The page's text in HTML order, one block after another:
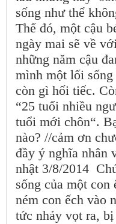
sống như thể
Thế đó, một cậu
ngày mai sẽ về
những năm cậu
mình một lối
còn gì hối tiếc.
“25 tuổi nhiều
tuổi mới chôn“.
nào? //cảm ơn
đầy ý nghĩa nhân
nhật 3/8/2014
sống của một
ném con ếch vào
tức nhảy vọt ra,